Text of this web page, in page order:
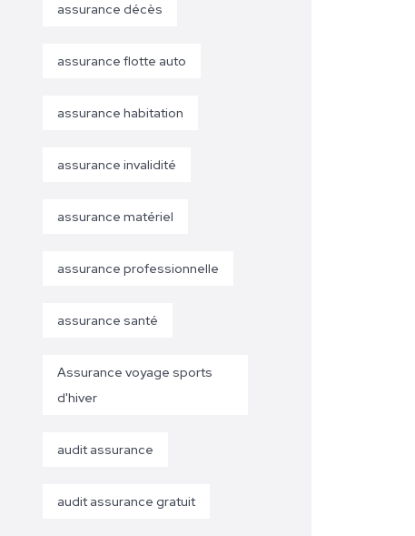
assurance décès
assurance flotte auto
assurance habitation
assurance invalidité
assurance matériel
assurance professionnelle
assurance santé
Assurance voyage sports
d'hiver
audit assurance
audit assurance gratuit